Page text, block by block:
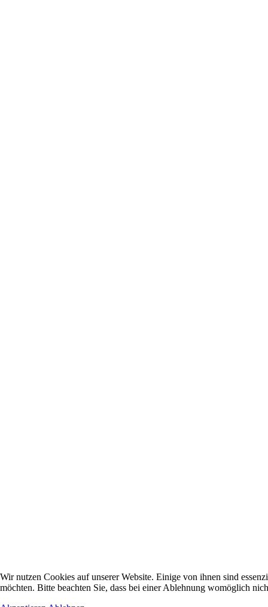
Wir nutzen Cookies auf unserer Website. Einige von ihnen sind
möchten. Bitte beachten Sie, dass bei einer Ablehnung womöglich